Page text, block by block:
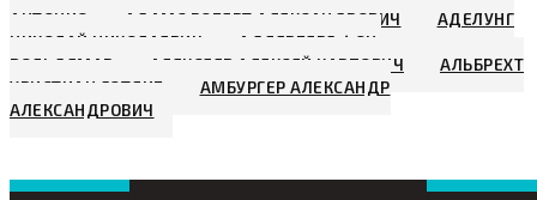
АНТОНИО
АДАМС РОБЕРТ АЛЕКСАНДРОВИЧ
АДЕЛУНГ
НИКОЛАЙ НИКОЛАЕВИЧ
АДЛЕРБЕРГ ФОН,
ВОЛЬДЕМАР
АЛЕКСЕЕВ АЛЕКСЕЙ КАРПОВИЧ
АЛЬБРЕХТ
ХРИСТИАН ГОТЛИБ
АМБУРГЕР АЛЕКСАНДР
АЛЕКСАНДРОВИЧ